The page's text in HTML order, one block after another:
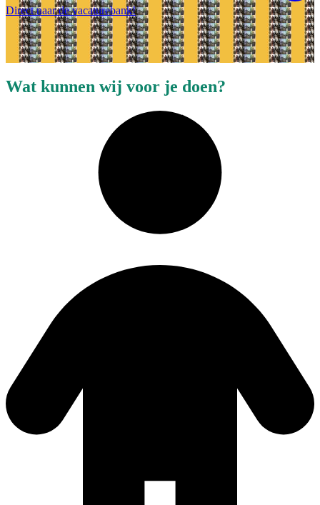
Direct naar de vacaturebank!
Wat kunnen wij voor je doen?